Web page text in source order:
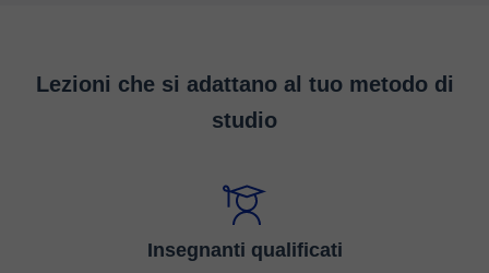
Lezioni che si adattano al tuo metodo di
studio
Insegnanti qualificati